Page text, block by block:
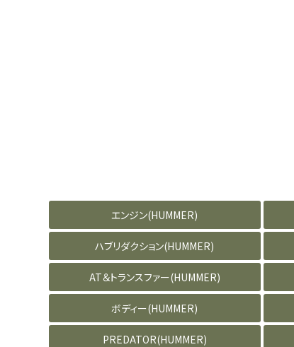
エンジン(HUMMER)
ハブリダクション(HUMMER)
AT＆トランスファー(HUMMER)
ボディー(HUMMER)
PREDATOR(HUMMER)